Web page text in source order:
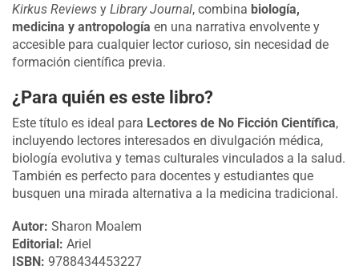
Kirkus Reviews y Library Journal, combina biología,
medicina y antropología en una narrativa envolvente y
accesible para cualquier lector curioso, sin necesidad de
formación científica previa.
¿Para quién es este libro?
Este título es ideal para Lectores de No Ficción Científica,
incluyendo lectores interesados en divulgación médica,
biología evolutiva y temas culturales vinculados a la salud.
También es perfecto para docentes y estudiantes que
busquen una mirada alternativa a la medicina tradicional.
Autor: Sharon Moalem
Editorial: Ariel
ISBN: 9788434453227